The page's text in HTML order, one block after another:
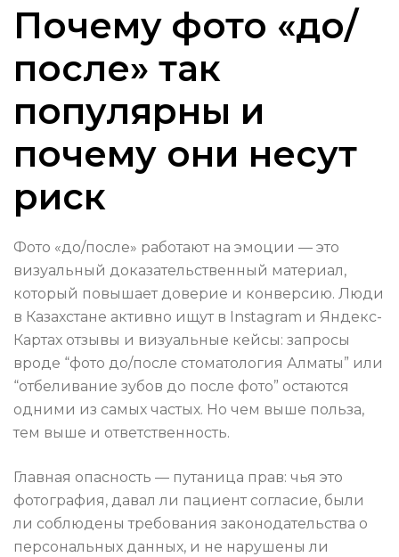
Почему фото «до/
после» так
популярны и
почему они несут
риск
Фото «до/после» работают на эмоции — это
визуальный доказательственный материал,
который повышает доверие и конверсию. Люди
в Казахстане активно ищут в Instagram и Яндекс-
Картах отзывы и визуальные кейсы: запросы
вроде “фото до/после стоматология Алматы” или
“отбеливание зубов до после фото” остаются
одними из самых частых. Но чем выше польза,
тем выше и ответственность.
Главная опасность — путаница прав: чья это
фотография, давал ли пациент согласие, были
ли соблюдены требования законодательства о
персональных данных, и не нарушены ли